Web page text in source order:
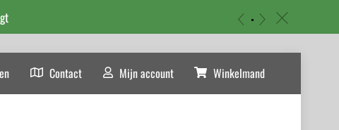
c
Contact Mijn account Winkelmand